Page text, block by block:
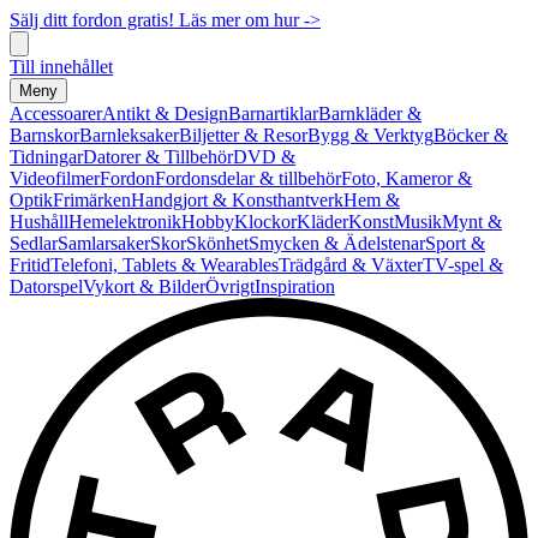
Sälj ditt fordon gratis! Läs mer om hur ->
Till innehållet
Meny
AccessoarerAntikt & DesignBarnartiklarBarnkläder &
BarnskorBarnleksakerBiljetter & ResorBygg & VerktygBöcker &
TidningarDatorer & TillbehörDVD &
VideofilmerFordonFordonsdelar & tillbehörFoto, Kameror &
OptikFrimärkenHandgjort & KonsthantverkHem &
HushållHemelektronikHobbyKlockorKläderKonstMusikMynt &
SedlarSamlarsakerSkorSkönhetSmycken & ÄdelstenarSport &
FritidTelefoni, Tablets & WearablesTrädgård & VäxterTV-spel &
DatorspelVykort & BilderÖvrigtInspiration